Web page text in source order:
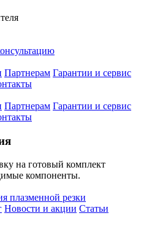
Партнерам Гарантии и сервис
Партнерам Гарантии и сервис
на готовый комплект
компоненты.
плазменной резки
Новости и акции Статьи